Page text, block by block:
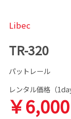
Libec
TR-320
パットレール
レンタル価格（
￥6,000